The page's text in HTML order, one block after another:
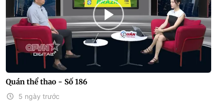
Quán thể thao - Số 186
5 ngày trước